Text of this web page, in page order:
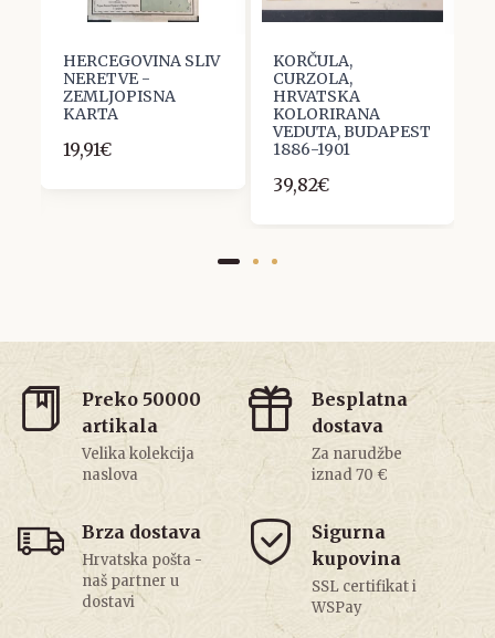
HERCEGOVINA SLIV
NERETVE -
ZEMLJOPISNA
KARTA
19,91€
KORČULA,
CURZOLA,
HRVATSKA
KOLORIRANA
VEDUTA, BUDAPEST
1886-1901
39,82€
Preko 50000
artikala
Velika kolekcija
naslova
Besplatna
dostava
Za narudžbe
iznad 70 €
Brza dostava
Hrvatska pošta -
naš partner u
dostavi
Sigurna
kupovina
SSL certifikat i
WSPay